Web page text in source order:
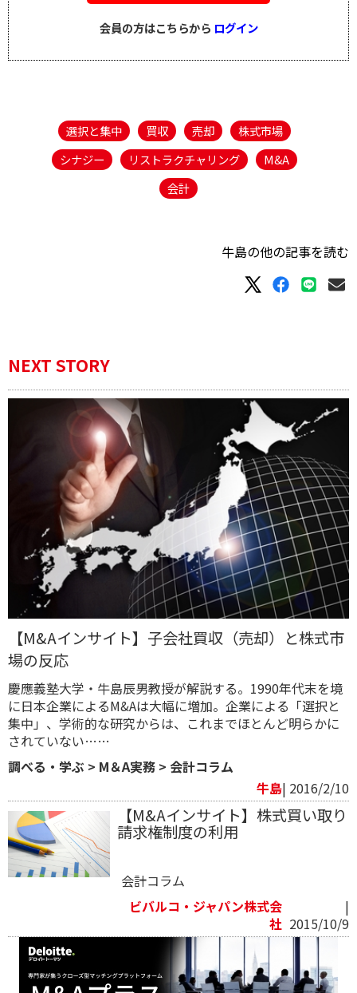
会員の方はこちらから ログイン
選択と集中 買収 売却
株式市場
シナジー
リストラクチャリング
M&A
会計
牛島の他の記事を読む
NEXT STORY
【M&Aインサイト】子会社買収（売却）と株式市
場の反応
慶應義塾大学・牛島辰男教授が解説する。1990年代末を境
に日本企業によるM&Aは大幅に増加。企業による「選択と
集中」、学術的な研究からは、これまでほとんど明らかに
されていない……
調べる・学ぶ > M＆A実務 > 会計コラム
牛島| 2016/2/10
【M&Aインサイト】株式買い取り
請求権制度の利用
会計コラム
ビバルコ・ジャパン株式会
社
|
2015/10/9